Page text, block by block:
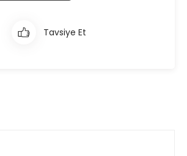
Tavsiye Et